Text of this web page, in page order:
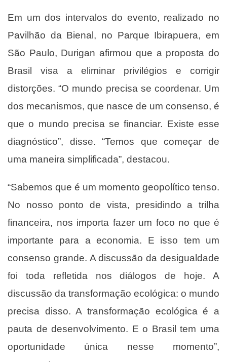
Em um dos intervalos do evento, realizado no
Pavilhão da Bienal, no Parque Ibirapuera, em
São Paulo, Durigan afirmou que a proposta do
Brasil visa a eliminar privilégios e corrigir
distorções. “O mundo precisa se coordenar. Um
dos mecanismos, que nasce de um consenso, é
que o mundo precisa se financiar. Existe esse
diagnóstico”, disse. “Temos que começar de
uma maneira simplificada”, destacou.
“Sabemos que é um momento geopolítico tenso.
No nosso ponto de vista, presidindo a trilha
financeira, nos importa fazer um foco no que é
importante para a economia. E isso tem um
consenso grande. A discussão da desigualdade
foi toda refletida nos diálogos de hoje. A
discussão da transformação ecológica: o mundo
precisa disso. A transformação ecológica é a
pauta de desenvolvimento. E o Brasil tem uma
oportunidade única nesse momento”,